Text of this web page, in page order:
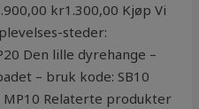
kr1.300,00 Kjøp Vi
steder:
Den lille dyrehange –
– bruk kode: SB10
Relaterte produkter